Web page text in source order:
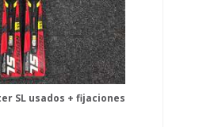
SL usados + fijaciones